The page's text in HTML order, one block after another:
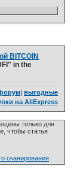
BITCOIN
in the
| выгодные
на AliExpress
только для
чтобы статья